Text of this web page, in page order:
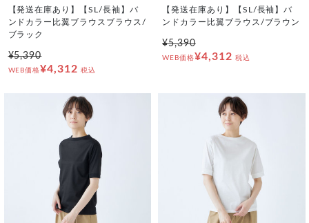
【発送在庫あり】【SL/長袖】バ
ンドカラー比翼ブラウスブラウス/
ブラック
¥5,390
WEB価格¥4,312 税込
【発送在庫あり】【SL/長袖】バ
ンドカラー比翼ブラウス/ブラウン
¥5,390
WEB価格¥4,312 税込